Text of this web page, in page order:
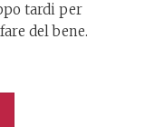
tardi per
del bene.